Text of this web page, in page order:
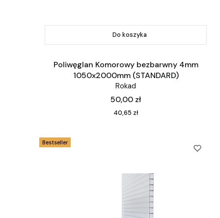
Do koszyka
Poliwęglan Komorowy bezbarwny 4mm
1050x2000mm (STANDARD)
Rokad
Cena
50,00 zł
Cena
40,65 zł
Bestseller